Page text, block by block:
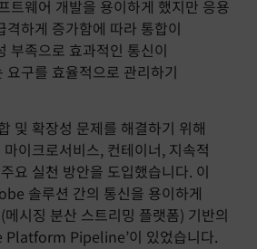
트웨어 개발을 용이하게 했지만 응용
격하게 증가함에 따라 통합이
부족으로 효과적인 통신이
요구를 효율적으로 관리하기
및 확장성 문제를 해결하기 위해
이크로서비스, 컨테이너, 지속적
요 실천 방안을 도입했습니다. 이
솔루션 간의 통신을 용이하게
시징 분산 스트리밍 플랫폼) 기반의
Platform Pipeline’이 있었습니다.